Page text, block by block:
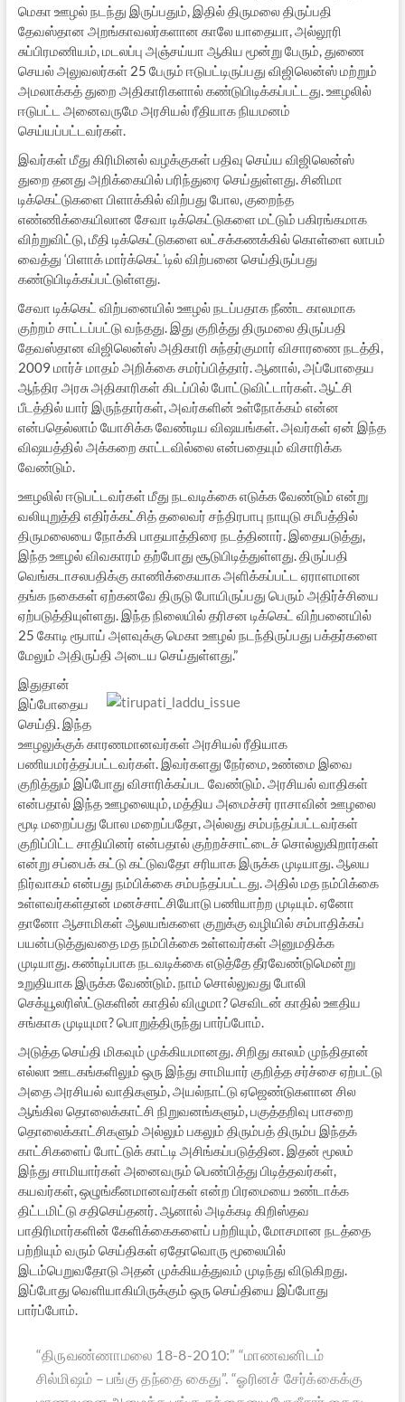
மெகா ஊழல் நடந்து இருப்பதும், இதில் திருமலை திருப்பதி
தேவஸ்தான அறங்காவலர்களான காலே யாதையா, அல்லூரி
சுப்பிரமணியம், மடலப்பு அஞ்சய்யா ஆகிய மூன்று பேரும், துணை
செயல் அலுவலர்கள் 25 பேரும் ஈடுபட்டிருப்பது விஜிலென்ஸ் மற்றும்
அமலாக்கத் துறை அதிகாரிகளால் கண்டுபிடிக்கப்பட்டது. ஊழலில்
ஈடுபட்ட அனைவருமே அரசியல் ரீதியாக நியமனம்
செய்யப்பட்டவர்கள்.
இவர்கள் மீது கிரிமினல் வழக்குகள் பதிவு செய்ய விஜிலென்ஸ்
துறை தனது அறிக்கையில் பரிந்துரை செய்துள்ளது. சினிமா
டிக்கெட்டுகளை பிளாக்கில் விற்பது போல, குறைந்த
எண்ணிக்கையிலான சேவா டிக்கெட்டுகளை மட்டும் பகிரங்கமாக
விற்றுவிட்டு, மீதி டிக்கெட்டுகளை லட்சக்கணக்கில் கொள்ளை லாபம்
வைத்து ‘பிளாக் மார்க்கெட்’டில் விற்பனை செய்திருப்பது
கண்டுபிடிக்கப்பட்டுள்ளது.
சேவா டிக்கெட் விற்பனையில் ஊழல் நடப்பதாக நீண்ட காலமாக
குற்றம் சாட்டப்பட்டு வந்தது. இது குறித்து திருமலை திருப்பதி
தேவஸ்தான விஜிலென்ஸ் அதிகாரி சுந்தர்குமார் விசாரணை நடத்தி,
2009 மார்ச் மாதம் அறிக்கை சமர்ப்பித்தார். ஆனால், அப்போதைய
ஆந்திர அரசு அதிகாரிகள் கிடப்பில் போட்டுவிட்டார்கள். ஆட்சி
பீடத்தில் யார் இருந்தார்கள், அவர்களின் உள்நோக்கம் என்ன
என்பதெல்லாம் யோசிக்க வேண்டிய விஷயங்கள். அவர்கள் ஏன் இந்த
விஷயத்தில் அக்கறை காட்டவில்லை என்பதையும் விசாரிக்க
வேண்டும்.
ஊழலில் ஈடுபட்டவர்கள் மீது நடவடிக்கை எடுக்க வேண்டும் என்று
வலியுறுத்தி எதிர்க்கட்சித் தலைவர் சந்திரபாபு நாயுடு சமீபத்தில்
திருமலையை நோக்கி பாதயாத்திரை நடத்தினார். இதையடுத்து,
இந்த ஊழல் விவகாரம் தற்போது சூடுபிடித்துள்ளது. திருப்பதி
வெங்கடாசலபதிக்கு காணிக்கையாக அளிக்கப்பட்ட ஏராளமான
தங்க நகைகள் ஏற்கனவே திருடு போயிருப்பது பெரும் அதிர்ச்சியை
ஏற்படுத்தியுள்ளது. இந்த நிலையில் தரிசன டிக்கெட் விற்பனையில்
25 கோடி ரூபாய் அளவுக்கு மெகா ஊழல் நடந்திருப்பது பக்தர்களை
மேலும் அதிருப்தி அடைய செய்துள்ளது.”
இதுதான்
இப்போதைய
செய்தி. இந்த
ஊழலுக்குக் காரணமானவர்கள் அரசியல் ரீதியாக
பணியமர்த்தப்பட்டவர்கள். இவர்களது நேர்மை, உண்மை இவை
குறித்தும் இப்போது விசாரிக்கப்பட வேண்டும். அரசியல் வாதிகள்
என்பதால் இந்த ஊழலையும், மத்திய அமைச்சர் ராசாவின் ஊழலை
மூடி மறைப்பது போல மறைப்பதோ, அல்லது சம்பந்தப்பட்டவர்கள்
குறிப்பிட்ட சாதியினர் என்பதால் குற்றச்சாட்டைச் சொல்லுகிறார்கள்
என்று சப்பைக் கட்டு கட்டுவதோ சரியாக இருக்க முடியாது. ஆலய
நிர்வாகம் என்பது நம்பிக்கை சம்பந்தப்பட்டது. அதில் மத நம்பிக்கை
உள்ளவர்கள்தான் மனச்சாட்சியோடு பணியாற்ற முடியும். ஏனோ
தானோ ஆசாமிகள் ஆலயங்களை குறுக்கு வழியில் சம்பாதிக்கப்
பயன்படுத்துவதை மத நம்பிக்கை உள்ளவர்கள் அனுமதிக்க
முடியாது. கண்டிப்பாக நடவடிக்கை எடுத்தே தீரவேண்டுமென்று
உறுதியாக இருக்க வேண்டும். நாம் சொல்லுவது போலி
செக்யூலரிஸ்ட்டுகளின் காதில் விழுமா? செவிடன் காதில் ஊதிய
சங்காக முடியுமா? பொறுத்திருந்து பார்ப்போம்.
அடுத்த செய்தி மிகவும் முக்கியமானது. சிறிது காலம் முந்திதான்
எல்லா ஊடகங்களிலும் ஒரு இந்து சாமியார் குறித்த சர்ச்சை ஏற்பட்டு
அதை அரசியல் வாதிகளும், அயல்நாட்டு ஏஜெண்டுகளான சில
ஆங்கில தொலைக்காட்சி நிறுவனங்களும், பகுத்தறிவு பாசறை
தொலைக்காட்சிகளும் அல்லும் பகலும் திரும்பத் திரும்ப இந்தக்
காட்சிகளைப் போட்டுக் காட்டி அசிங்கப்படுத்தின. இதன் மூலம்
இந்து சாமியார்கள் அனைவரும் பெண்பித்து பிடித்தவர்கள்,
கயவர்கள், ஒழுங்கீனமானவர்கள் என்ற பிரமையை உண்டாக்க
திட்டமிட்டு சதிசெய்தனர். ஆனால் அடிக்கடி கிறிஸ்தவ
பாதிரிமார்களின் கேளிக்கைகளைப் பற்றியும், மோசமான நடத்தை
பற்றியும் வரும் செய்திகள் ஏதோவொரு மூலையில்
இடம்பெறுவதோடு அதன் முக்கியத்துவம் முடிந்து விடுகிறது.
இப்போது வெளியாகியிருக்கும் ஒரு செய்தியை இப்போது
பார்ப்போம்.
“திருவண்ணாமலை 18-8-2010:” “மாணவனிடம்
சில்மிஷம் – பங்கு தந்தை கைது”. “ஓரினச் சேர்க்கைக்கு